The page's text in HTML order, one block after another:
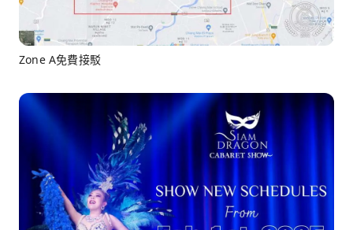
Zone A免費接駁